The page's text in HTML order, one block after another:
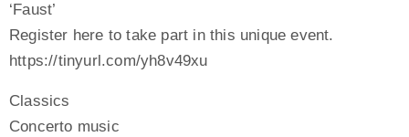
‘Faust’
Register here to take part in this unique event.
https://tinyurl.com/yh8v49xu
Classics
Concerto music